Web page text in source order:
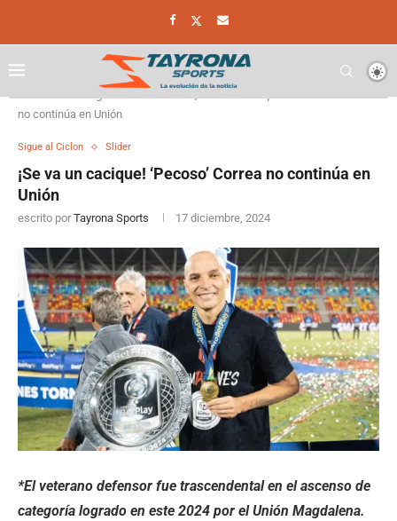
no continúa en Unión
Sigue al Ciclon Slider
¡Se va un cacique! ‘Pecoso’ Correa no continúa en
Unión
escrito por Tayrona Sports 17 diciembre, 2024
*El veterano defensor fue trascendental en el ascenso de
categoría logrado en este 2024 por el Unión Magdalena.